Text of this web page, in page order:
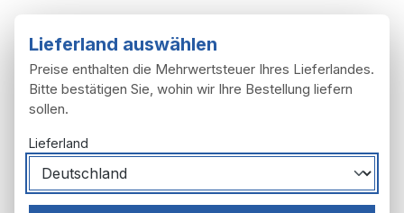
Lieferland auswählen
Preise enthalten die Mehrwertsteuer Ihres Lieferlandes.
Bitte bestätigen Sie, wohin wir Ihre Bestellung liefern
sollen.
Lieferland